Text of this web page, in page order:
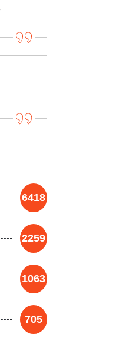
6418
2259
1063
705